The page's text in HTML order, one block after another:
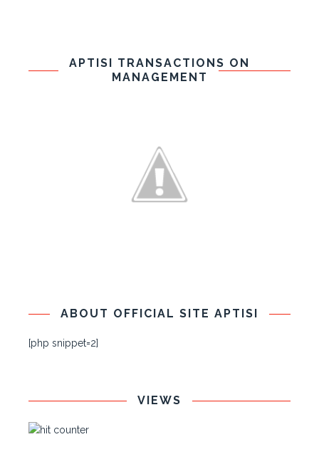
APTISI TRANSACTIONS ON
MANAGEMENT
ABOUT OFFICIAL SITE APTISI
[php snippet=2]
VIEWS